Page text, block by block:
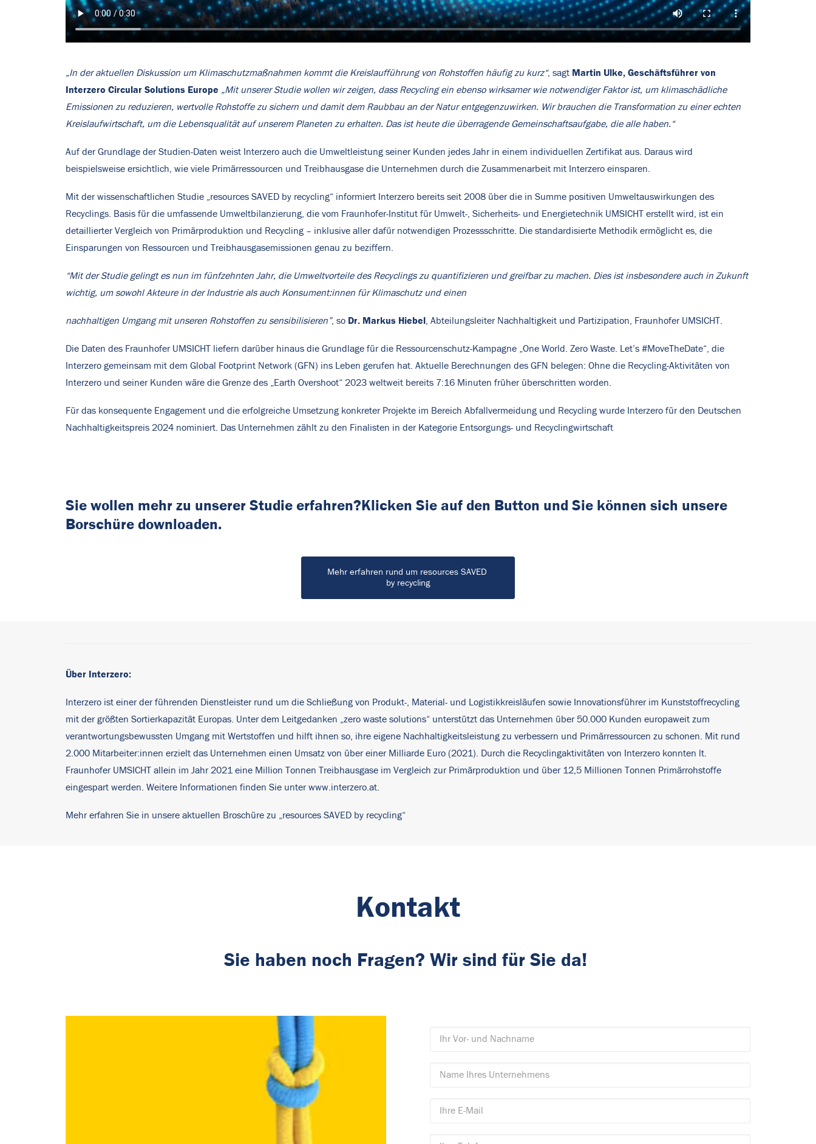
„In der aktuellen Diskussion um Klimaschutzmaßnahmen kommt die Kreislaufführung von Rohstoffen häufig zu kurz“, sagt Martin Ulke, Geschäftsführer von
Interzero Circular Solutions Europe „Mit unserer Studie wollen wir zeigen, dass Recycling ein ebenso wirksamer wie notwendiger Faktor ist, um klimaschädliche
Emissionen zu reduzieren, wertvolle Rohstoffe zu sichern und damit dem Raubbau an der Natur entgegenzuwirken. Wir brauchen die Transformation zu einer echten
Kreislaufwirtschaft, um die Lebensqualität auf unserem Planeten zu erhalten. Das ist heute die überragende Gemeinschaftsaufgabe, die alle haben.“
Auf der Grundlage der Studien-Daten weist Interzero auch die Umweltleistung seiner Kunden jedes Jahr in einem individuellen Zertifikat aus. Daraus wird
beispielsweise ersichtlich, wie viele Primärressourcen und Treibhausgase die Unternehmen durch die Zusammenarbeit mit Interzero einsparen.
Mit der wissenschaftlichen Studie „resources SAVED by recycling“ informiert Interzero bereits seit 2008 über die in Summe positiven Umweltauswirkungen des
Recyclings. Basis für die umfassende Umweltbilanzierung, die vom Fraunhofer-Institut für Umwelt-, Sicherheits- und Energietechnik UMSICHT erstellt wird, ist ein
detaillierter Vergleich von Primärproduktion und Recycling – inklusive aller dafür notwendigen Prozessschritte. Die standardisierte Methodik ermöglicht es, die
Einsparungen von Ressourcen und Treibhausgasemissionen genau zu beziffern.
“Mit der Studie gelingt es nun im fünfzehnten Jahr, die Umweltvorteile des Recyclings zu quantifizieren und greifbar zu machen. Dies ist insbesondere auch in Zukunft
wichtig, um sowohl Akteure in der Industrie als auch Konsument:innen für Klimaschutz und einen
nachhaltigen Umgang mit unseren Rohstoffen zu sensibilisieren”, so Dr. Markus Hiebel , Abteilungsleiter Nachhaltigkeit und Partizipation, Fraunhofer UMSICHT.
Die Daten des Fraunhofer UMSICHT liefern darüber hinaus die Grundlage für die Ressourcenschutz-Kampagne „One World. Zero Waste. Let’s #MoveTheDate“, die
Interzero gemeinsam mit dem Global Footprint Network (GFN) ins Leben gerufen hat. Aktuelle Berechnungen des GFN belegen: Ohne die Recycling-Aktivitäten von
Interzero und seiner Kunden wäre die Grenze des „Earth Overshoot“ 2023 weltweit bereits 7:16 Minuten früher überschritten worden.
Für das konsequente Engagement und die erfolgreiche Umsetzung konkreter Projekte im Bereich Abfallvermeidung und Recycling wurde Interzero für den Deutschen
Nachhaltigkeitspreis 2024 nominiert. Das Unternehmen zählt zu den Finalisten in der Kategorie Entsorgungs- und Recyclingwirtschaft
Sie wollen mehr zu unserer Studie erfahren?Klicken Sie auf den Button und Sie können sich unsere
Borschüre downloaden.
Mehr erfahren rund um resources SAVED
by recycling
Über Interzero:
Interzero ist einer der führenden Dienstleister rund um die Schließung von Produkt-, Material- und Logistikkreisläufen sowie Innovationsführer im Kunststoffrecycling
mit der größten Sortierkapazität Europas. Unter dem Leitgedanken „zero waste solutions“ unterstützt das Unternehmen über 50.000 Kunden europaweit zum
verantwortungsbewussten Umgang mit Wertstoffen und hilft ihnen so, ihre eigene Nachhaltigkeitsleistung zu verbessern und Primärressourcen zu schonen. Mit rund
2.000 Mitarbeiter:innen erzielt das Unternehmen einen Umsatz von über einer Milliarde Euro (2021). Durch die Recyclingaktivitäten von Interzero konnten lt.
Fraunhofer UMSICHT allein im Jahr 2021 eine Million Tonnen Treibhausgase im Vergleich zur Primärproduktion und über 12,5 Millionen Tonnen Primärrohstoffe
eingespart werden. Weitere Informationen finden Sie unterwww.interzero.at
Mehr erfahren Sie in unsere aktuellen Broschüre zu „resources SAVED by recycling“
Kontakt
Sie haben noch Fragen? Wir sind für Sie da!